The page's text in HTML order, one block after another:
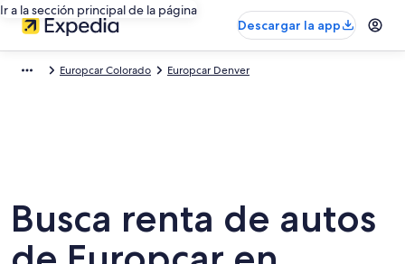
Ir a la sección principal de la página
Descargar la app
Europcar Colorado Europcar Denver
Busca renta de autos